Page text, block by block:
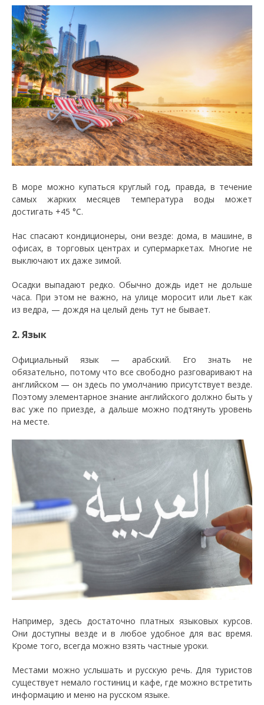
В море можно купаться круглый год, правда, в течение
самых жарких месяцев температура воды может
достигать +45 °C.
Нас спасают кондиционеры, они везде: дома, в машине, в
офисах, в торговых центрах и супермаркетах. Многие не
выключают их даже зимой.
Осадки выпадают редко. Обычно дождь идет не дольше
часа. При этом не важно, на улице моросит или льет как
из ведра, — дождя на целый день тут не бывает.
2. Язык
Официальный язык — арабский. Его знать не
обязательно, потому что все свободно разговаривают на
английском — он здесь по умолчанию присутствует везде.
Поэтому элементарное знание английского должно быть у
вас уже по приезде, а дальше можно подтянуть уровень
на месте.
Например, здесь достаточно платных языковых курсов.
Они доступны везде и в любое удобное для вас время.
Кроме того, всегда можно взять частные уроки.
Местами можно услышать и русскую речь. Для туристов
существует немало гостиниц и кафе, где можно встретить
информацию и меню на русском языке.